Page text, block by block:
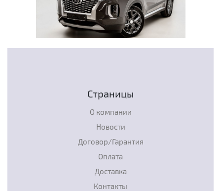
Страницы
О компании
Новости
Договор/Гарантия
Оплата
Доставка
Контакты